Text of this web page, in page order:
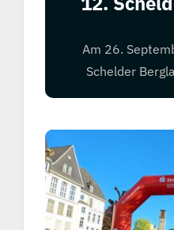
Am 26.
Schelder